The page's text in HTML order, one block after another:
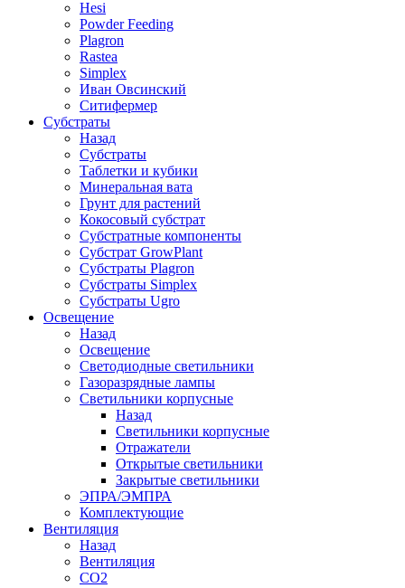
Hesi
Powder Feeding
Plagron
Rastea
Simplex
Иван Овсинский
Ситифермер
Субстраты
Назад
Субстраты
Таблетки и кубики
Минеральная вата
Грунт для растений
Кокосовый субстрат
Субстратные компоненты
Субстрат GrowPlant
Субстраты Plagron
Субстраты Simplex
Субстраты Ugro
Освещение
Назад
Освещение
Светодиодные светильники
Газоразрядные лампы
Светильники корпусные
Назад
Светильники корпусные
Отражатели
Открытые светильники
Закрытые светильники
ЭПРА/ЭМПРА
Комплектующие
Вентиляция
Назад
Вентиляция
СО2